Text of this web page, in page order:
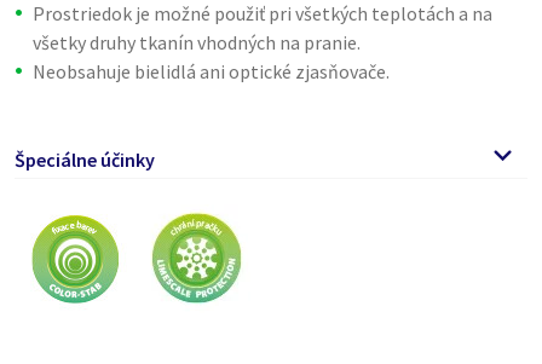
Prostriedok je možné použiť pri všetkých teplotách a na
všetky druhy tkanín vhodných na pranie.
Neobsahuje bielidlá ani optické zjasňovače.
Špeciálne účinky